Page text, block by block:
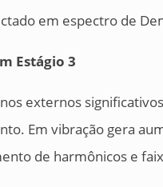
em espectro de
Estágio 3
externos
Em vibração gera
de harmônicos e